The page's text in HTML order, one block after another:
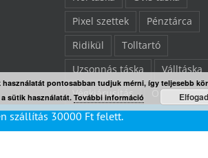
Pixel szettek
Pénztárca
Ridikül
Tolltartó
Uzsonnás táska
Válltáska
Végkiárusítás
Összes
“L” pixelezhető felület
szállítás 30000 Ftfelett.
pontosabban tudjuk mérni, így teljesebb
sütik használatát. További információ Elfogad